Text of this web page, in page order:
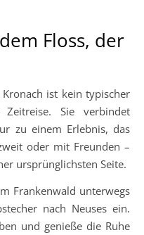
Floss, der
ist kein typischer
Sie verbindet
zu einem Erlebnis, das
oder mit Freunden –
ursprünglichsten Seite.
Frankenwald unterwegs
nach Neuses ein.
und genieße die Ruhe